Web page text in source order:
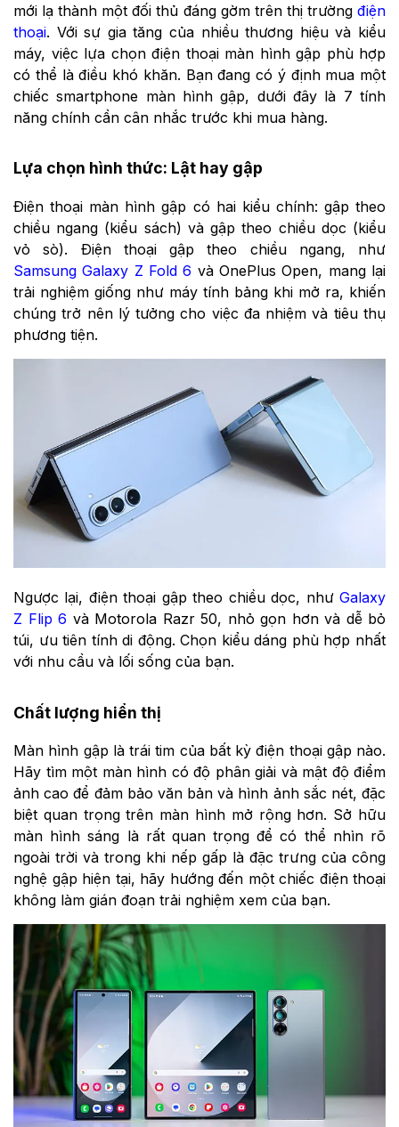
mới lạ thành một đối thủ đáng gờm trên thị trường điện
thoại. Với sự gia tăng của nhiều thương hiệu và kiểu
máy, việc lựa chọn điện thoại màn hình gập phù hợp
có thể là điều khó khăn. Bạn đang có ý định mua một
chiếc smartphone màn hình gập, dưới đây là 7 tính
năng chính cần cân nhắc trước khi mua hàng.
Lựa chọn hình thức: Lật hay gập
Điện thoại màn hình gập có hai kiểu chính: gập theo
chiều ngang (kiểu sách) và gập theo chiều dọc (kiểu
vỏ sò). Điện thoại gập theo chiều ngang, như
Samsung Galaxy Z Fold 6 và OnePlus Open, mang lại
trải nghiệm giống như máy tính bảng khi mở ra, khiến
chúng trở nên lý tưởng cho việc đa nhiệm và tiêu thụ
phương tiện.
Ngược lại, điện thoại gập theo chiều dọc, như Galaxy
Z Flip 6 và Motorola Razr 50, nhỏ gọn hơn và dễ bỏ
túi, ưu tiên tính di động. Chọn kiểu dáng phù hợp nhất
với nhu cầu và lối sống của bạn.
Chất lượng hiển thị
Màn hình gập là trái tim của bất kỳ điện thoại gập nào.
Hãy tìm một màn hình có độ phân giải và mật độ điểm
ảnh cao để đảm bảo văn bản và hình ảnh sắc nét, đặc
biệt quan trọng trên màn hình mở rộng hơn. Sở hữu
màn hình sáng là rất quan trọng để có thể nhìn rõ
ngoài trời và trong khi nếp gấp là đặc trưng của công
nghệ gập hiện tại, hãy hướng đến một chiếc điện thoại
không làm gián đoạn trải nghiệm xem của bạn.